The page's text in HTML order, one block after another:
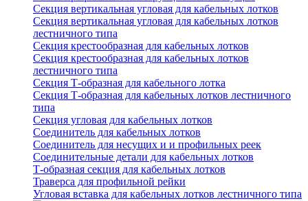
Секция вертикальная угловая для кабельных лотков
Секция вертикальная угловая для кабельных лотков
лестничного типа
Секция крестообразная для кабельных лотков
Секция крестообразная для кабельных лотков
лестничного типа
Секция Т-образная для кабельного лотка
Секция Т-образная для кабельных лотков лестничного
типа
Секция угловая для кабельных лотков
Соединитель для кабельных лотков
Соединитель для несущих и и профильных реек
Соединительные детали для кабельных лотков
Т-образная секция для кабельных лотков
Траверса для профильной рейки
Угловая вставка для кабельных лотков лестничного типа